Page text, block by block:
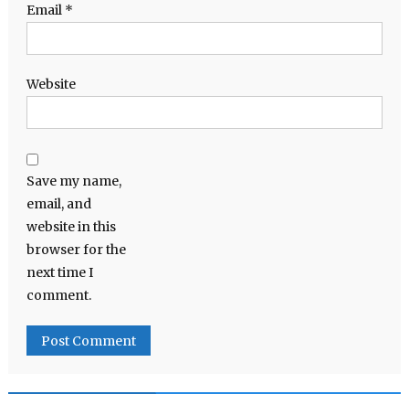
Email *
Website
Save my name,
email, and
website in this
browser for the
next time I
comment.